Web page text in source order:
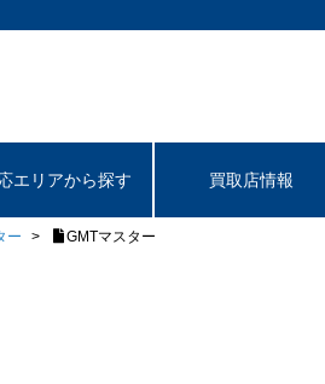
エリアから探す 買取店情報
ー GMTマスター